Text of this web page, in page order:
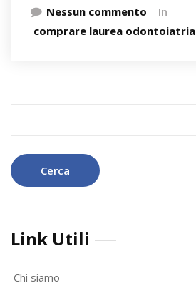
Nessun commento
In
comprare laurea odontoiatria
Link Utili
Chi siamo